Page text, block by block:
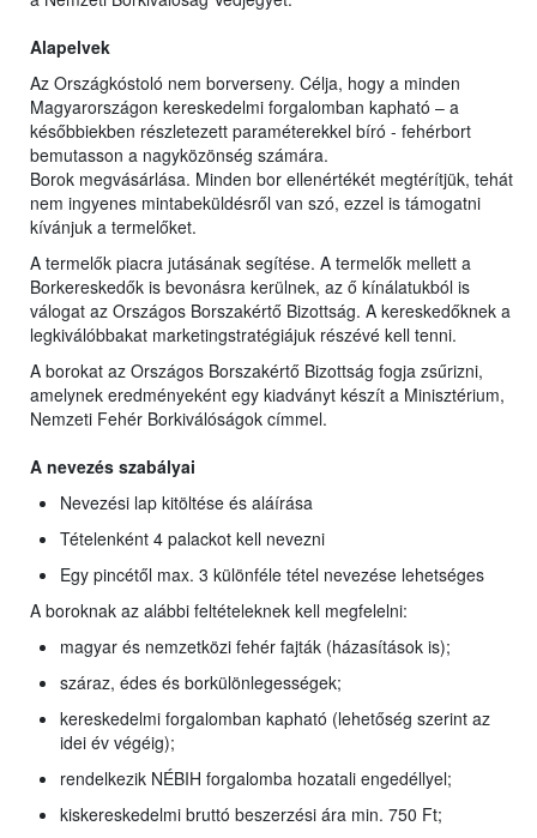
Alapelvek
Az Országkóstoló nem borverseny. Célja, hogy a minden
Magyarországon kereskedelmi forgalomban kapható – a
későbbiekben részletezett paraméterekkel bíró - fehérbort
bemutasson a nagyközönség számára.
Borok megvásárlása. Minden bor ellenértékét megtérítjük, tehát
nem ingyenes mintabeküldésről van szó, ezzel is támogatni
kívánjuk a termelőket.
A termelők piacra jutásának segítése. A termelők mellett a
Borkereskedők is bevonásra kerülnek, az ő kínálatukból is
válogat az Országos Borszakértő Bizottság. A kereskedőknek a
legkiválóbbakat marketingstratégiájuk részévé kell tenni.
A borokat az Országos Borszakértő Bizottság fogja zsűrizni,
amelynek eredményeként egy kiadványt készít a Minisztérium,
Nemzeti Fehér Borkiválóságok címmel.
A nevezés szabályai
Nevezési lap kitöltése és aláírása
Tételenként 4 palackot kell nevezni
Egy pincétől max. 3 különféle tétel nevezése lehetséges
A boroknak az alábbi feltételeknek kell megfelelni:
magyar és nemzetközi fehér fajták (házasítások is);
száraz, édes és borkülönlegességek;
kereskedelmi forgalomban kapható (lehetőség szerint az
idei év végéig);
rendelkezik NÉBIH forgalomba hozatali engedéllyel;
kiskereskedelmi bruttó beszerzési ára min. 750 Ft;